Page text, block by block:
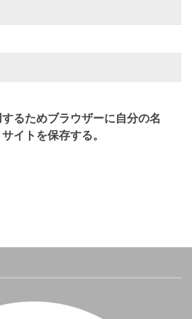
るためブラウザーに自分の名
イトを保存する。